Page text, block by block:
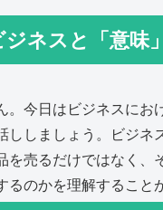
ネスと「意味
。今日はビジネスにお
ししましょう。ビジネ
を売るだけではなく、
のかを理解すること